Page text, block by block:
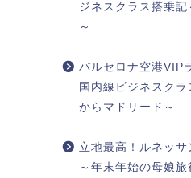
ジネスクラス搭乗
～
バルセロナ空港VIP
国内線ビジネスク
からマドリード～
立地最高！ルネッ
～年末年始の母娘旅